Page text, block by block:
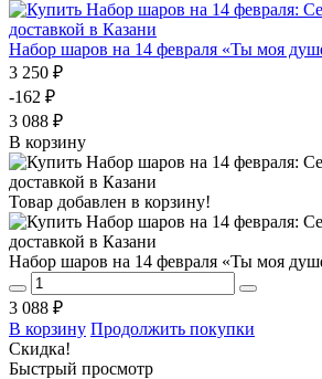
Набор шаров на 14 февраля «Ты моя
3 250 ₽
-162 ₽
3 088 ₽
В корзину
Товар добавлен в корзину!
Набор шаров на 14 февраля «Ты моя
3 088 ₽
В корзину Продолжить покупки
Скидка!
Быстрый просмотр